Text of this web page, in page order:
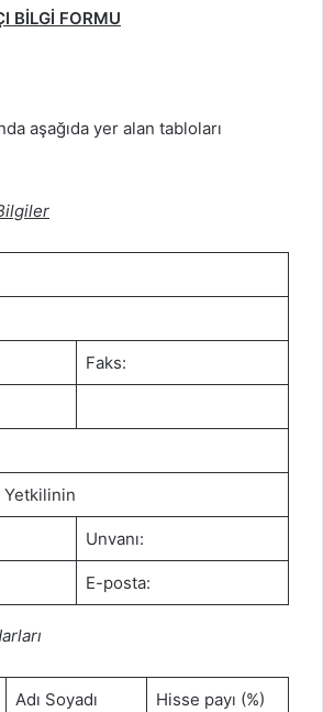
BİLGİ FORMU
aşağıda yer alan tabloları
Faks:
Yetkilinin
Unvanı:
E-posta:
Adı Soyadı Hisse payı (%)